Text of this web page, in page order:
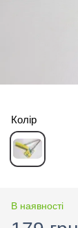
Колір
В наявності